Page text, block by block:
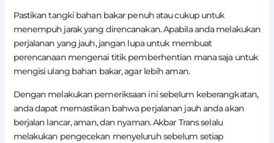
Pastikan tangki bahan bakar penuh atau cukup untuk
menempuh jarak yang direncanakan. Apabila anda melakukan
perjalanan yang jauh, jangan lupa untuk membuat
perencanaan mengenai titik pemberhentian mana saja untuk
mengisi ulang bahan bakar, agar lebih aman.
Dengan melakukan pemeriksaan ini sebelum keberangkatan,
anda dapat memastikan bahwa perjalanan jauh anda akan
berjalan lancar, aman, dan nyaman. Akbar Trans selalu
melakukan pengecekan menyeluruh sebelum setiap